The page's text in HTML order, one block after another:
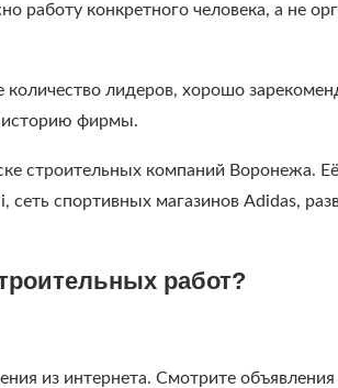
работу конкретного человека, а не
лидеров, хорошо
историю фирмы.
строительных компаний Воронежа.
спортивных магазинов Adidas,
работ?
из интернета. Смотрите